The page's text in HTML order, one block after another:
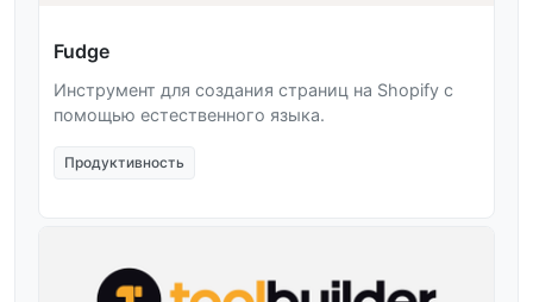
Fudge
Инструмент для создания страниц на Shopify с
помощью естественного языка.
Продуктивность